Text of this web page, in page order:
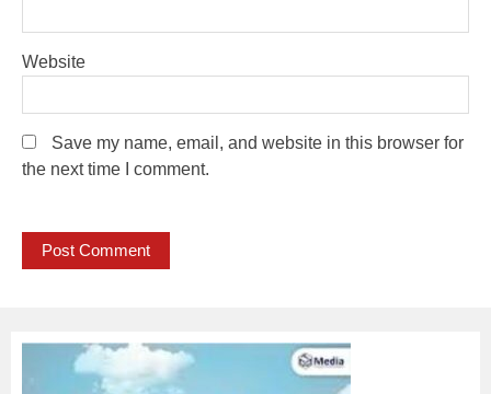
Website
Save my name, email, and website in this browser for
the next time I comment.